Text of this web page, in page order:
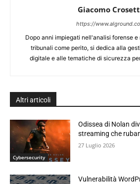
Giacomo
https://
Dopo anni impiegati nell'analisi forense
tribunali come perito, si dedica alla
digitale e alle tematiche di sicurezza
Altri articoli
Cybersecurity
Odissea di Nolan
streaming che
27 Luglio 2026
Vulnerabilità